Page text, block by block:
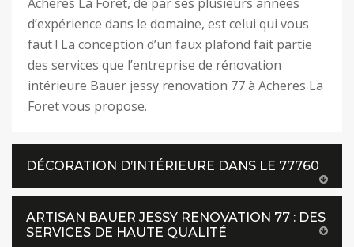
d’expérience dans le domaine, est celui qui vous
faut ! La conception d’un faux plafond fait partie
des services que l’entreprise de rénovation
intérieure Bauer jessy renovation 77 à Acheres La
Foret vous propose.
DÉCORATION D’INTÉRIEURE DANS LE 77760
ARTISAN BAUER JESSY RENOVATION 77 : DES
SERVICES DE HAUTE QUALITÉ